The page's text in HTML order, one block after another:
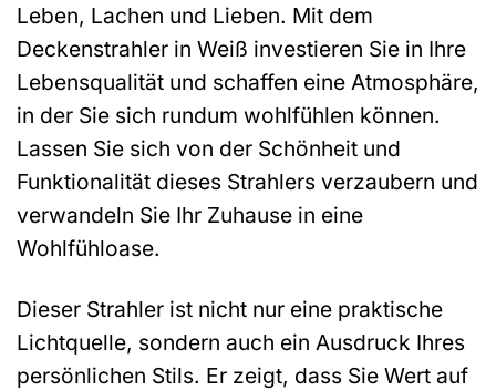
Leben, Lachen und Lieben. Mit dem
Deckenstrahler in Weiß investieren Sie in Ihre
Lebensqualität und schaffen eine Atmosphäre,
in der Sie sich rundum wohlfühlen können.
Lassen Sie sich von der Schönheit und
Funktionalität dieses Strahlers verzaubern und
verwandeln Sie Ihr Zuhause in eine
Wohlfühloase.
Dieser Strahler ist nicht nur eine praktische
Lichtquelle, sondern auch ein Ausdruck Ihres
persönlichen Stils. Er zeigt, dass Sie Wert auf